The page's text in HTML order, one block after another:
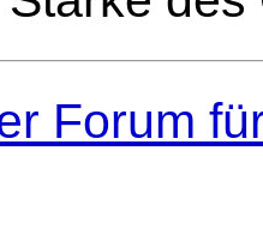
Forum